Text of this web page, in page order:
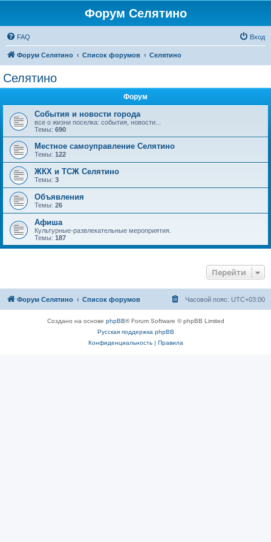
Форум Селятино
FAQ Вход
Форум Селятино Список форумов Селятино
Селятино
Форум
События и новости города
все о жизни поселка: события, новости...
Темы: 690
Местное самоуправление Селятино
Темы: 122
ЖКХ и ТСЖ Селятино
Темы: 3
Объявления
Темы: 26
Афиша
Культурные-развлекательные мероприятия.
Темы: 187
Перейти
Форум Селятино Список форумов Часовой пояс: UTC+03:00
Создано на основе phpBB® Forum Software © phpBB Limited
Русская поддержка phpBB
Конфиденциальность| Правила